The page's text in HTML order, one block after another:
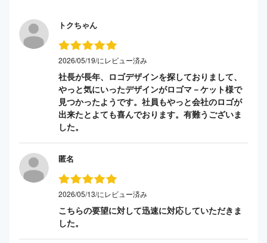
トクちゃん
2026/05/19/にレビュー済み
社長が長年、ロゴデザインを探しておりまして、
やっと気にいったデザインがロゴマ－ケット様で
見つかったようです。社員もやっと会社のロゴが
出来たとよても喜んでおります。有難うございま
した。
匿名
2026/05/13/にレビュー済み
こちらの要望に対して迅速に対応していただきま
した。